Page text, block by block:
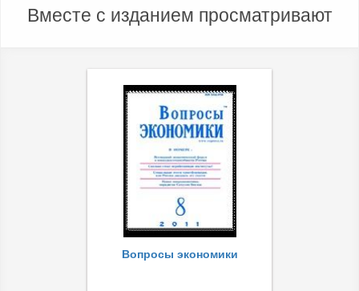
Вместе с изданием просматривают
Вопросы экономики